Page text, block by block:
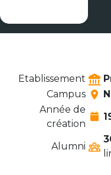
Etablissement
Campus
Année de
création
Alumni